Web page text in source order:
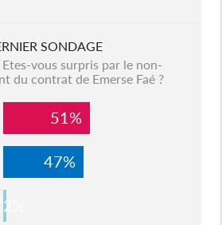
SONDAGE
vous surpris par le non-
du contrat de Emerse Faé ?
51%
47%
2%